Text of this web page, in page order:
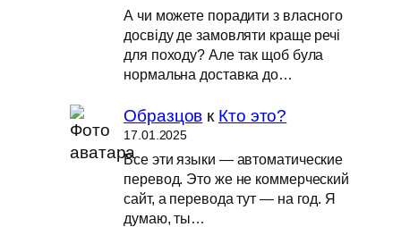
А чи можете порадити з власного
досвіду де замовляти краще речі
для походу? Але так щоб була
нормальна доставка до…
Образцов к Кто это?
17.01.2025
Все эти языки — автоматические
перевод. Это же не коммерческий
сайт, а перевода тут — на год. Я
думаю, ты…